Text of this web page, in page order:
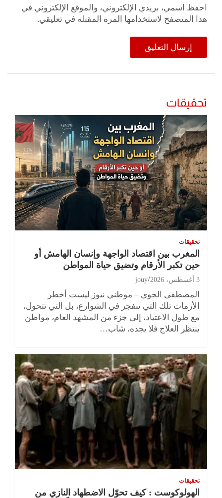
احفظ اسمي، بريدي الإلكتروني، والموقع الإلكتروني في
هذا المتصفح لاستخدامها المرة المقبلة في تعليقي.
تحقيقات
تحقيقات
المغرب بين اقتصاد الواجهة وإنسان الهامش أو
حين تكبر الأرقام وتضيق حياة المواطن
3 أغسطس، 2026 jouy
المصطفى الجوي – موطني نيوز ليست أخطر
الأزمات تلك التي تنفجر في الشوارع، بل التي تتحول،
مع طول الاعتياد، إلى جزء من المشهد العام، مواطن
ينتظر العلاج فلا يجده، شاب…
تحقيقات
الهولوكوست : كيف تحوّل الاضطهاد النازي من